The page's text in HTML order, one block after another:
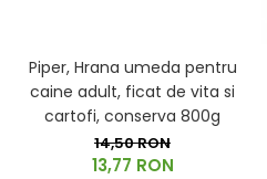
Piper, Hrana umeda pentru
caine adult, ficat de vita si
cartofi, conserva 800g
14,50 RON
13,77 RON